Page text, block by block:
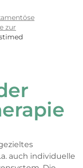
zur
auch individuelle